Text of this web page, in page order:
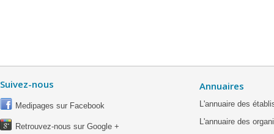
Suivez-nous
Medipages sur Facebook
Retrouvez-nous sur Google +
Annuaires
L'annuaire des
L'annuaire des